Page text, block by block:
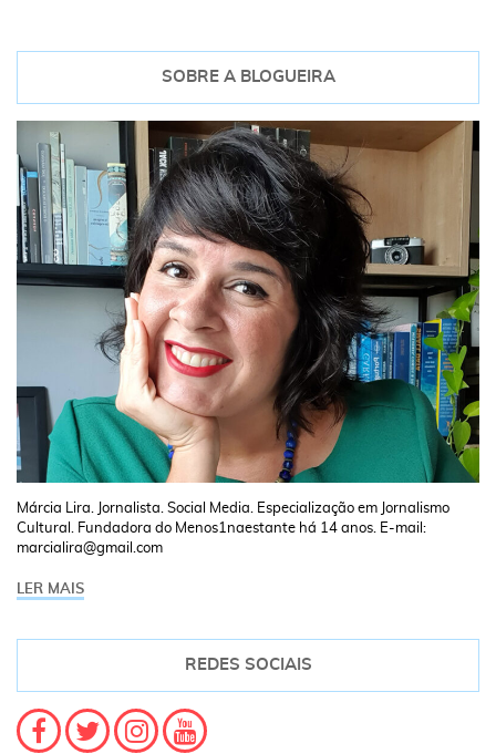
SOBRE A BLOGUEIRA
Márcia Lira. Jornalista. Social Media. Especialização em Jornalismo
Cultural. Fundadora do Menos1naestante há 14 anos. E-mail:
marcialira@gmail.com
LER MAIS
REDES SOCIAIS